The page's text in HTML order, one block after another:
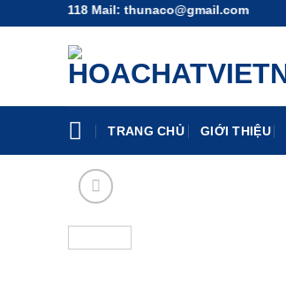
Mail: thunaco@gmail.com
TRANG CHỦ GIỚI THIỆU